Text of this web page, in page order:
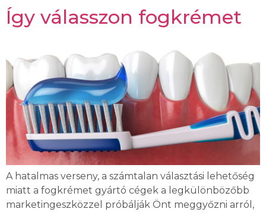
Így válasszon fogkrémet
A hatalmas verseny, a számtalan választási lehetőség
miatt a fogkrémet gyártó cégek a legkülönbözőbb
marketingeszközzel próbálják Önt meggyőzni arról,